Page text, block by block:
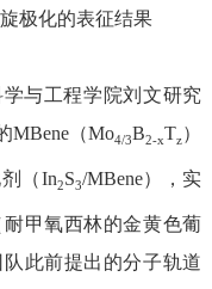
极化的表征结果
与工程学院刘文研究
MBene （Mo4/3B2-xTz）
（In2S3/MBene），实
耐甲氧西林的金黄色葡
队此前提出的分子轨道